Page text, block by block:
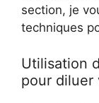
section, je
techniques
Utilisation
pour diluer